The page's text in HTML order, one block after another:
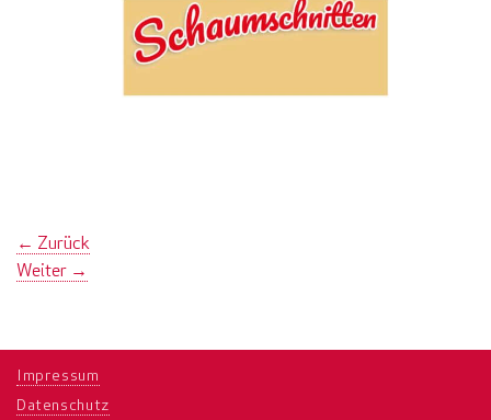
← Zurück
Weiter →
Impressum
Datenschutz